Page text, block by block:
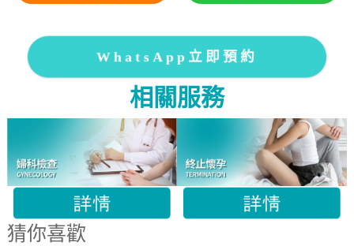
WhatsApp立即預約
相關服務
猜你喜歡